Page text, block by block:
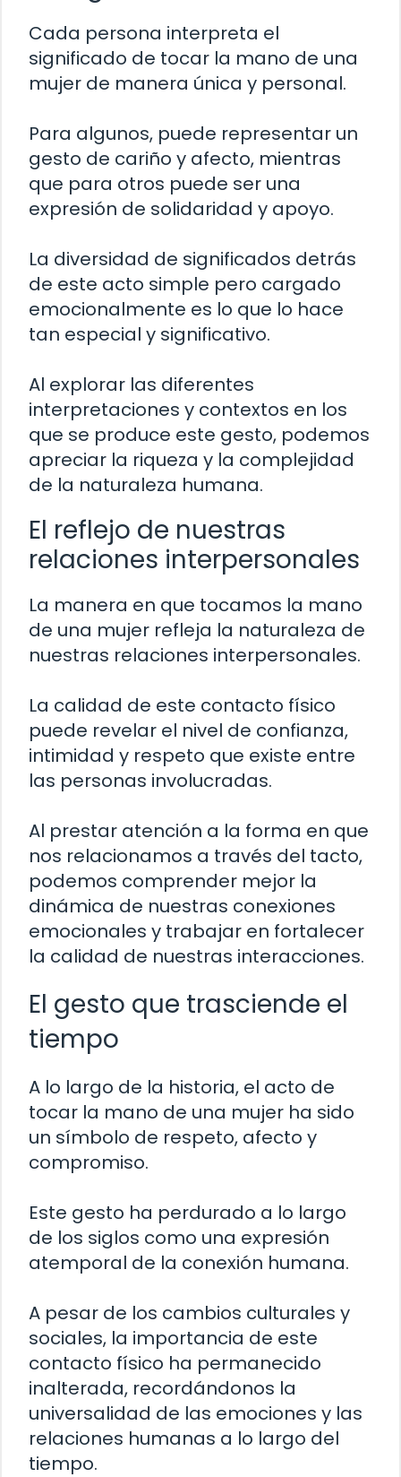
Cada persona interpreta el
significado de tocar la mano de una
mujer de manera única y personal.
Para algunos, puede representar un
gesto de cariño y afecto, mientras
que para otros puede ser una
expresión de solidaridad y apoyo.
La diversidad de significados detrás
de este acto simple pero cargado
emocionalmente es lo que lo hace
tan especial y significativo.
Al explorar las diferentes
interpretaciones y contextos en los
que se produce este gesto, podemos
apreciar la riqueza y la complejidad
de la naturaleza humana.
El reflejo de nuestras
relaciones interpersonales
La manera en que tocamos la mano
de una mujer refleja la naturaleza de
nuestras relaciones interpersonales.
La calidad de este contacto físico
puede revelar el nivel de confianza,
intimidad y respeto que existe entre
las personas involucradas.
Al prestar atención a la forma en que
nos relacionamos a través del tacto,
podemos comprender mejor la
dinámica de nuestras conexiones
emocionales y trabajar en fortalecer
la calidad de nuestras interacciones.
El gesto que trasciende el
tiempo
A lo largo de la historia, el acto de
tocar la mano de una mujer ha sido
un símbolo de respeto, afecto y
compromiso.
Este gesto ha perdurado a lo largo
de los siglos como una expresión
atemporal de la conexión humana.
A pesar de los cambios culturales y
sociales, la importancia de este
contacto físico ha permanecido
inalterada, recordándonos la
universalidad de las emociones y las
relaciones humanas a lo largo del
tiempo.